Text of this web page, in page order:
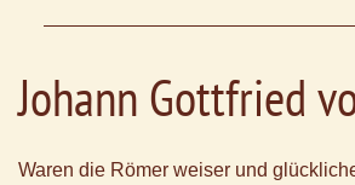
Johann Gottfried
Waren die Römer weiser und